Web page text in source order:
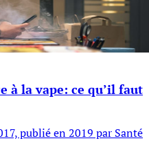
à la vape: ce qu’il faut
publié en 2019 par Santé